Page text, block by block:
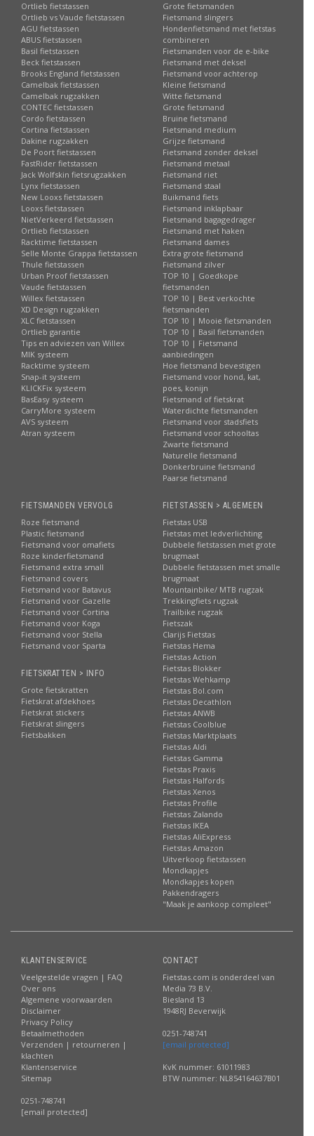
Ortlieb fietstassen
Ortlieb vs Vaude fietstassen
AGU fietstassen
ABUS fietstassen
Basil fietstassen
Beck fietstassen
Brooks England fietstassen
Camelbak fietstassen
Camelbak rugzakken
CONTEC fietstassen
Cordo fietstassen
Cortina fietstassen
Dakine rugzakken
De Poort fietstassen
FastRider fietstassen
Jack Wolfskin fietsrugzakken
Lynx fietstassen
New Looxs fietstassen
Looxs fietstassen
NietVerkeerd fietstassen
Ortlieb fietstassen
Racktime fietstassen
Selle Monte Grappa fietstassen
Thule fietstassen
Urban Proof fietstassen
Vaude fietstassen
Willex fietstassen
XD Design rugzakken
XLC fietstassen
Ortlieb garantie
Tips en adviezen van Willex
MIK systeem
Racktime systeem
Snap-it systeem
KLICKFix systeem
BasEasy systeem
CarryMore systeem
AVS systeem
Atran systeem
Grote fietsmanden
Fietsmand slingers
Hondenfietsmand met fietstas
combineren
Fietsmanden voor de e-bike
Fietsmand met deksel
Fietsmand voor achterop
Kleine fietsmand
Witte fietsmand
Grote fietsmand
Bruine fietsmand
Fietsmand medium
Grijze fietsmand
Fietsmand zonder deksel
Fietsmand metaal
Fietsmand riet
Fietsmand staal
Buikmand fiets
Fietsmand inklapbaar
Fietsmand bagagedrager
Fietsmand met haken
Fietsmand dames
Extra grote fietsmand
Fietsmand zilver
TOP 10 | Goedkope
fietsmanden
TOP 10 | Best verkochte
fietsmanden
TOP 10 | Mooie fietsmanden
TOP 10 | Basil fietsmanden
TOP 10 | Fietsmand
aanbiedingen
Hoe fietsmand bevestigen
Fietsmand voor hond, kat,
poes, konijn
Fietsmand of fietskrat
Waterdichte fietsmanden
Fietsmand voor stadsfiets
Fietsmand voor schooltas
Zwarte fietsmand
Naturelle fietsmand
Donkerbruine fietsmand
Paarse fietsmand
FIETSMANDEN VERVOLG
Roze fietsmand
Plastic fietsmand
Fietsmand voor omafiets
Roze kinderfietsmand
Fietsmand extra small
Fietsmand covers
Fietsmand voor Batavus
Fietsmand voor Gazelle
Fietsmand voor Cortina
Fietsmand voor Koga
Fietsmand voor Stella
Fietsmand voor Sparta
FIETSKRATTEN > INFO
Grote fietskratten
Fietskrat afdekhoes
Fietskrat stickers
Fietskrat slingers
Fietsbakken
FIETSTASSEN > ALGEMEEN
Fietstas USB
Fietstas met ledverlichting
Dubbele fietstassen met grote
brugmaat
Dubbele fietstassen met smalle
brugmaat
Mountainbike/ MTB rugzak
Trekkingfiets rugzak
Trailbike rugzak
Fietszak
Clarijs Fietstas
Fietstas Hema
Fietstas Action
Fietstas Blokker
Fietstas Wehkamp
Fietstas Bol.com
Fietstas Decathlon
Fietstas ANWB
Fietstas Coolblue
Fietstas Marktplaats
Fietstas Aldi
Fietstas Gamma
Fietstas Praxis
Fietstas Halfords
Fietstas Xenos
Fietstas Profile
Fietstas Zalando
Fietstas IKEA
Fietstas AliExpress
Fietstas Amazon
Uitverkoop fietstassen
Mondkapjes
Mondkapjes kopen
Pakkendragers
"Maak je aankoop compleet"
KLANTENSERVICE
Veelgestelde vragen | FAQ
Over ons
Algemene voorwaarden
Disclaimer
Privacy Policy
Betaalmethoden
Verzenden | retourneren |
klachten
Klantenservice
Sitemap
0251-748741
[email protected]
CONTACT
Fietstas.com is onderdeel van
Media 73 B.V.
Biesland 13
1948RJ Beverwijk
0251-748741
[email protected]
KvK nummer: 61011983
BTW nummer: NL854164637B01